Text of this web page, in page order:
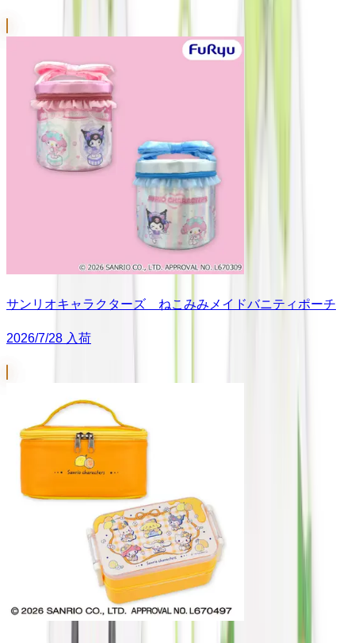
サンリオキャラクターズ ねこみみメイドバニティポーチ
2026/7/28 入荷